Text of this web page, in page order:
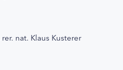
nat. Klaus Kusterer